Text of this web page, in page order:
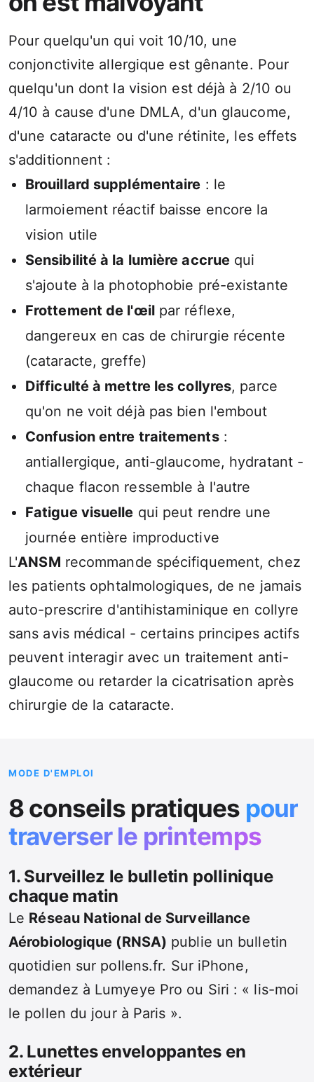
Pour quelqu'un qui voit 10/10, une
conjonctivite allergique est gênante. Pour
quelqu'un dont la vision est déjà à 2/10 ou
4/10 à cause d'une DMLA, d'un glaucome,
d'une cataracte ou d'une rétinite, les effets
s'additionnent :
Brouillard supplémentaire : le
larmoiement réactif baisse encore la
vision utile
Sensibilité à la lumière accrue qui
s'ajoute à la photophobie pré-existante
Frottement de l'œilpar réflexe,
dangereux en cas de chirurgie récente
(cataracte, greffe)
Difficulté à mettre les collyres, parce
qu'on ne voit déjà pas bien l'embout
Confusion entre traitements:
antiallergique, anti-glaucome, hydratant -
chaque flacon ressemble à l'autre
Fatigue visuelle qui peut rendre une
journée entière improductive
L'ANSM recommande spécifiquement, chez
les patients ophtalmologiques, de ne jamais
auto-prescrire d'antihistaminique en collyre
sans avis médical - certains principes actifs
peuvent interagir avec un traitement anti-
glaucome ou retarder la cicatrisation après
chirurgie de la cataracte.
MODE D'EMPLOI
8 conseils pratiques pour
traverser le printemps
1. Surveillez le bulletin pollinique
chaque matin
Le Réseau National de Surveillance
Aérobiologique (RNSA) publie un bulletin
quotidien sur pollens.fr. Sur iPhone,
demandez à Lumyeye Pro ou Siri : « lis-moi
le pollen du jour à Paris ».
2. Lunettes enveloppantes en
extérieur